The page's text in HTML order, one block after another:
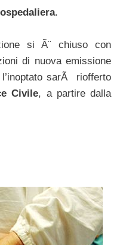
.
si Ã¨ chiuso con
di nuova emissione
sarÃ riofferto
Civile, a partire dalla